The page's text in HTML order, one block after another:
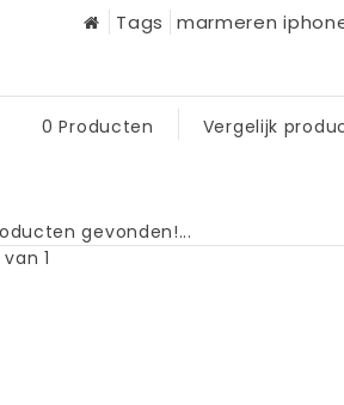
Tags marmeren
0 Producten Vergelijk
gevonden!...
1